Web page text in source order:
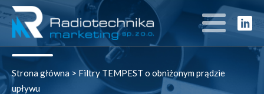
Rozwiązania
Strona główna > Filtry TEMPEST o obniżonym prądzie
upływu